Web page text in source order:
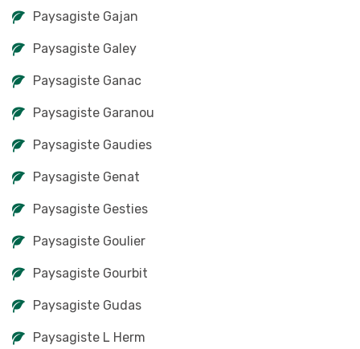
Paysagiste Gajan
Paysagiste Galey
Paysagiste Ganac
Paysagiste Garanou
Paysagiste Gaudies
Paysagiste Genat
Paysagiste Gesties
Paysagiste Goulier
Paysagiste Gourbit
Paysagiste Gudas
Paysagiste L Herm